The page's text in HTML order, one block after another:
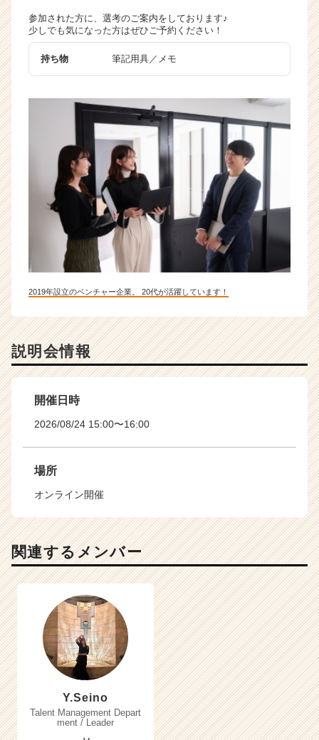
e
r）
参加された方に、選考のご案内をしております♪
少しでも気になった方はぜひご予約ください！
持ち物 筆記用具／メモ
2019年設立のベンチャー企業。 20代が活躍しています！
説明会情報
開催日時
2026/08/24 15:00〜16:00
場所
オンライン開催
関連するメンバー
Y.Seino
Talent Management Depart
ment / Leader